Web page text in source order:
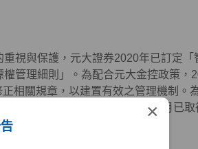
×
視與保護，元大證券2020年已訂定「
管理細則」。為配合元大金控政策，
相關規章，以建置有效之管理機制。
以負責相關管理工作，2021年12月已取
)再認證。